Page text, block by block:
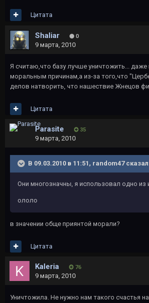
Цитата
Shaliar 0
9 марта, 2010
Я считаю,что базу лучше уничтожить... даже
моральным причинам,а из-за того,что
делов натворить, что нашествие Жнецов
Цитата
Parasite 35
9 марта, 2010
В 09.03.2010 в 11:51, random47
Они многозначны, я использовал одно из
ололо
в значении обще приянтой морали?
Цитата
Kaleria 76
9 марта, 2010
Уничтожила. Не нужно нам такого счастья